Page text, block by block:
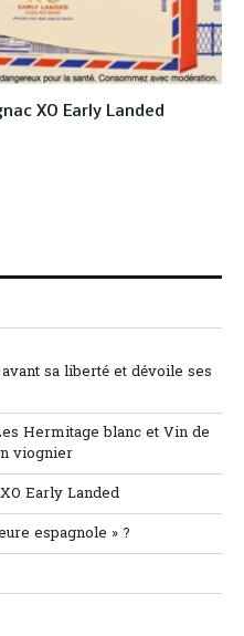
XO Early Landed
sa liberté et dévoile ses
Hermitage blanc et Vin de
viognier
Early Landed
espagnole » ?